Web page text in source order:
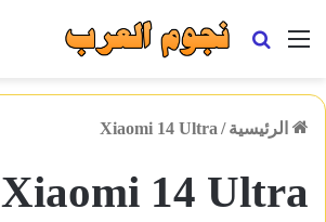
القائمة بحث
الرئيسية /
Xiaomi 14 Ultra
Xiaomi 14 Ultra